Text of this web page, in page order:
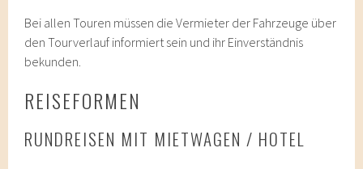
Bei allen Touren müssen die Vermieter der Fahrzeuge über
den Tourverlauf informiert sein und ihr Einverständnis
bekunden.
REISEFORMEN
RUNDREISEN MIT MIETWAGEN / HOTEL